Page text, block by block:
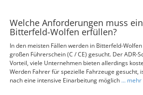
Welche Anforderungen muss
Bitterfeld-Wolfen erfüllen?
In den meisten Fällen werden in Bitterfeld-
großen Führerschein (C / CE) gesucht. Der ADR-
Vorteil, viele Unternehmen bieten allerdings
Werden Fahrer für spezielle Fahrzeuge gesucht,
nach eine intensive Einarbeitung möglich ...